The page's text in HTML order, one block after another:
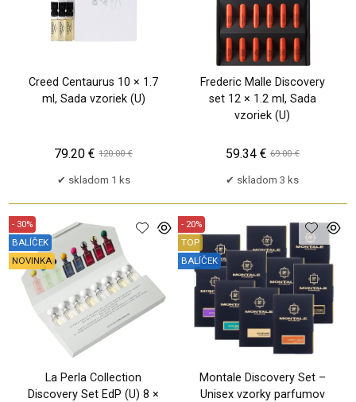
Creed Centaurus 10 × 1.7
ml, Sada vzoriek (U)
skladom 1 ks
79.20 € 120.00 €
Frederic Malle Discovery
set 12 × 1.2 ml, Sada
vzoriek (U)
skladom 3 ks
59.34 € 69.00 €
La Perla Collection
Discovery Set EdP (U) 8 ×
- 30%
BALÍČEK
NOVINKA
Montale Discovery Set –
Unisex vzorky parfumov
- 20%
TOP
BALÍČEK